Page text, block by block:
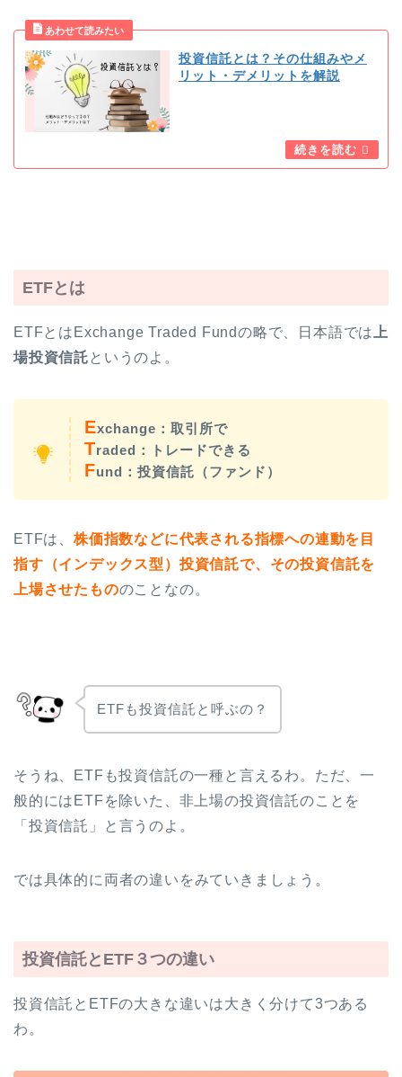
投資信託とは？その仕組みやメ
リット・デメリットを解説
ETFとは
ETFとはExchange Traded Fundの略で、日本語では上
場投資信託 というのよ。
Exchange：取引所で
Traded：トレードできる
Fund：投資信託（ファンド）
ETFは、 株価指数などに代表される指標への連動を目
指す（インデックス型）投資信託で、その投資信託を
上場させたもののことなの。
ETFも投資信託と呼ぶの？
そうね、ETFも投資信託の一種と言えるわ。ただ、一
般的にはETFを除いた、非上場の投資信託のことを
「投資信託」と言うのよ。
では具体的に両者の違いをみていきましょう。
投資信託とETF３つの違い
投資信託とETFの大きな違いは大きく分けて3つある
わ。